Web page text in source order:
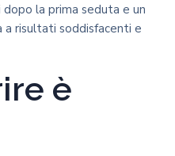
la prima seduta e un
risultati soddisfacenti e
è